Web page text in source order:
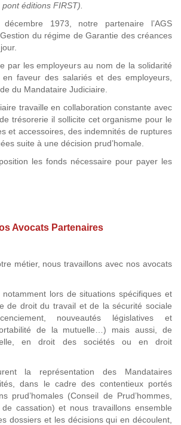
éditions FIRST).
1973, notre partenaire l’AGS
du régime de Garantie des créances
par les employeurs au nom de la solidarité
en faveur des salariés et des employeurs,
du Mandataire Judiciaire.
travaille en collaboration constante avec
de trésorerie il sollicite cet organisme pour le
et accessoires, des indemnités de ruptures
suite à une décision prud’homale.
les fonds nécessaire pour payer les
Avocats Partenaires
métier, nous travaillons avec nos avocats
lors de situations spécifiques et
de droit du travail et de la sécurité sociale
nouveautés législatives et
de la mutuelle…) mais aussi, de
en droit des sociétés ou en droit
la représentation des Mandataires
dans le cadre des contentieux portés
prud’homales (Conseil de Prud’hommes,
de cassation) et nous travaillons ensemble
dossiers et les décisions qui en découlent,